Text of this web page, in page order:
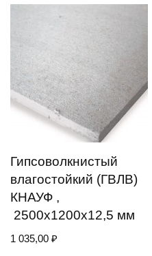
Гипсоволкнистый
влагостойкий (ГВЛВ)
КНАУФ ,
2500х1200х12,5 мм
1 035,00 ₽